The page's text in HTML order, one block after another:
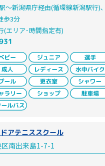
～新潟県庁経由(循環線新潟駅行)
歩3分
エリア･時間指定有)
アテニススクール
南出来島1-7-1